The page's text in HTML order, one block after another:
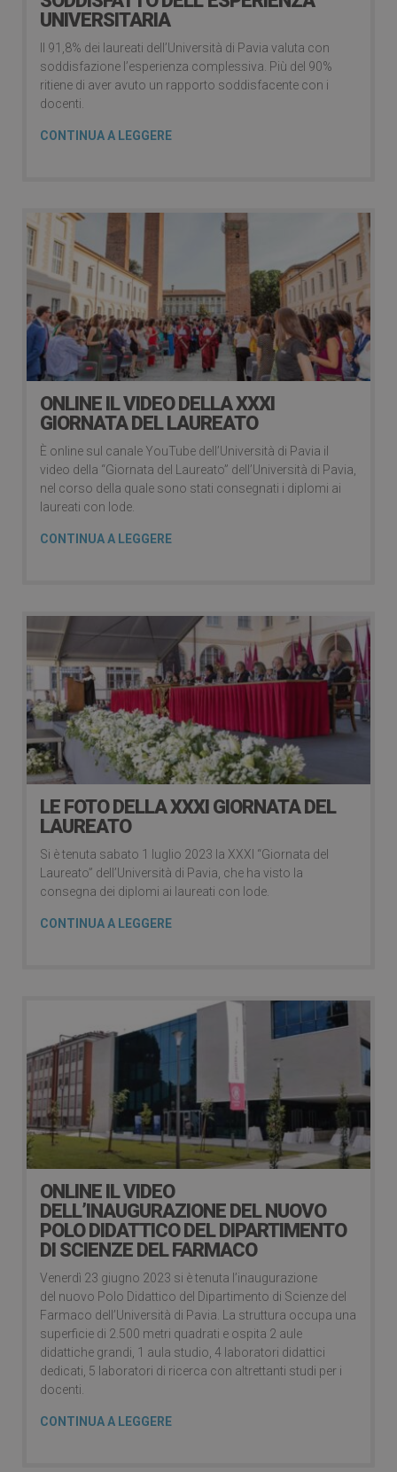
UNIVERSITARIA
Il 91,8% dei laureati dell’Università di Pavia valuta con
soddisfazione l’esperienza complessiva. Più del 90%
ritiene di aver avuto un rapporto soddisfacente con i
docenti.
CONTINUA A LEGGERE
ONLINE IL VIDEO DELLA XXXI
GIORNATA DEL LAUREATO
È online sul canale YouTube dell’Università di Pavia il
video della “Giornata del Laureato” dell’Università di Pavia,
nel corso della quale sono stati consegnati i diplomi ai
laureati con lode.
CONTINUA A LEGGERE
LE FOTO DELLA XXXI GIORNATA DEL
LAUREATO
Si è tenuta sabato 1 luglio 2023 la XXXI “Giornata del
Laureato” dell’Università di Pavia, che ha visto la
consegna dei diplomi ai laureati con lode.
CONTINUA A LEGGERE
ONLINE IL VIDEO
DELL’INAUGURAZIONE DEL NUOVO
POLO DIDATTICO DEL DIPARTIMENTO
DI SCIENZE DEL FARMACO
Venerdì 23 giugno 2023 si è tenuta l’inaugurazione
del nuovo Polo Didattico del Dipartimento di Scienze del
Farmaco dell’Università di Pavia. La struttura occupa una
superficie di 2.500 metri quadrati e ospita 2 aule
didattiche grandi, 1 aula studio, 4 laboratori didattici
dedicati, 5 laboratori di ricerca con altrettanti studi per i
docenti.
CONTINUA A LEGGERE